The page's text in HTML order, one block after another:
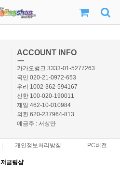
ACCOUNT INFO
ㅡ
카카오뱅크 3333-01-5277263
국민 020-21-0972-653
우리 1002-362-594167
신한 100-020-190011
제일 462-10-010984
외환 620-237964-813
예금주 : 서상만
개인정보처리방침 PC버전
저글링샵